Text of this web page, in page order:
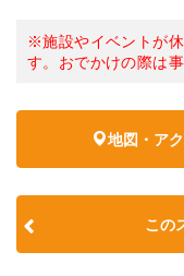
※施設やイベントが
す。おでかけの際は
地図・ア
この